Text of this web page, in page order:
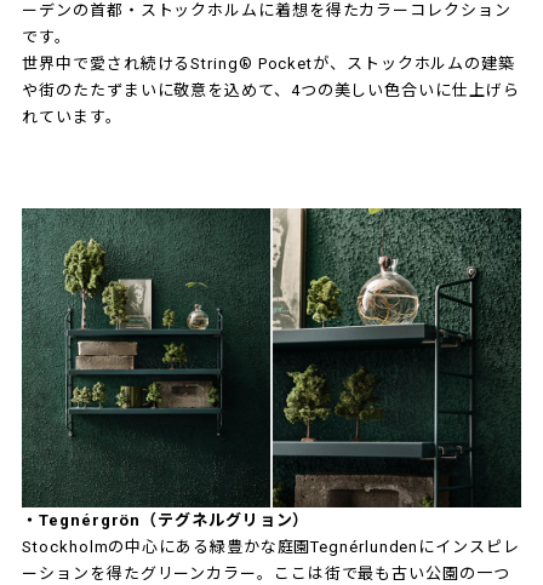
ーデンの首都・ストックホルムに着想を得たカラーコレクション
です。
世界中で愛され続けるString® Pocketが、ストックホルムの建築
や街のたたずまいに敬意を込めて、4つの美しい色合いに仕上げら
れています。
・Tegnérgrön（テグネルグリョン）
Stockholmの中心にある緑豊かな庭園Tegnérlundenにインスピレ
ーションを得たグリーンカラー。ここは街で最も古い公園の一つ